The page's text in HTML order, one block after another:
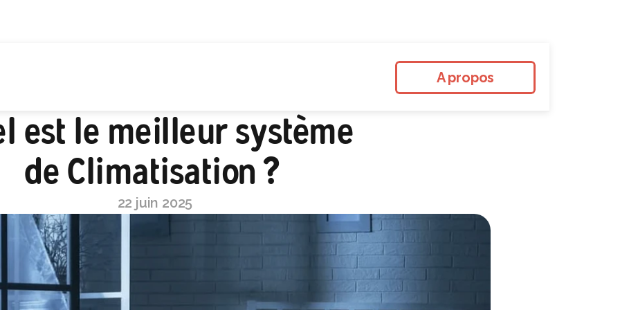
A propos
est le meilleur système
de Climatisation ?
22 juin 2025